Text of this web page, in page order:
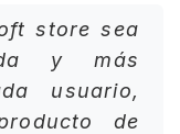
store sea
y más
usuario,
de